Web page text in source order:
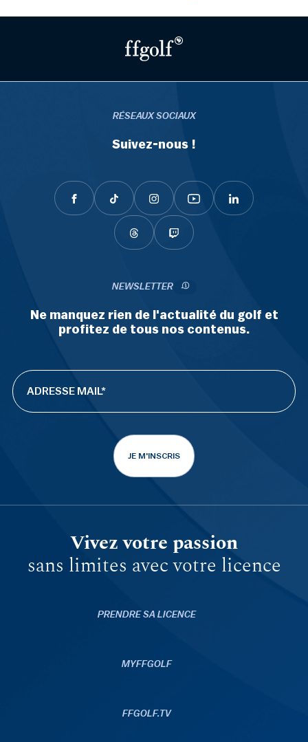
RÉSEAUX SOCIAUX
Suivez-nous !
NEWSLETTER
Ne manquez rien de l'actualité du golf et
profitez de tous nos contenus.
JE M'INSCRIS
Vivez votre passion
sans limites avec votre licence
PRENDRE SA LICENCE
MYFFGOLF
FFGOLF.TV